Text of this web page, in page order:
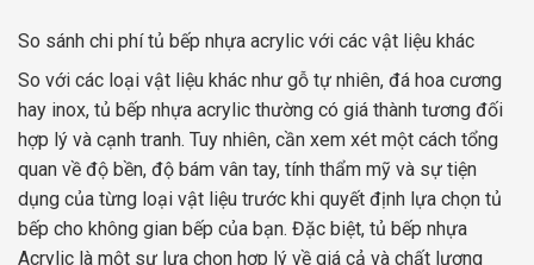
So sánh chi phí tủ bếp nhựa acrylic với các vật liệu khác
So với các loại vật liệu khác như gỗ tự nhiên, đá hoa cương
hay inox, tủ bếp nhựa acrylic thường có giá thành tương đối
hợp lý và cạnh tranh. Tuy nhiên, cần xem xét một cách tổng
quan về độ bền, độ bám vân tay, tính thẩm mỹ và sự tiện
dụng của từng loại vật liệu trước khi quyết định lựa chọn tủ
bếp cho không gian bếp của bạn. Đặc biệt, tủ bếp nhựa
Acrylic là một sự lựa chọn hợp lý về giá cả và chất lượng